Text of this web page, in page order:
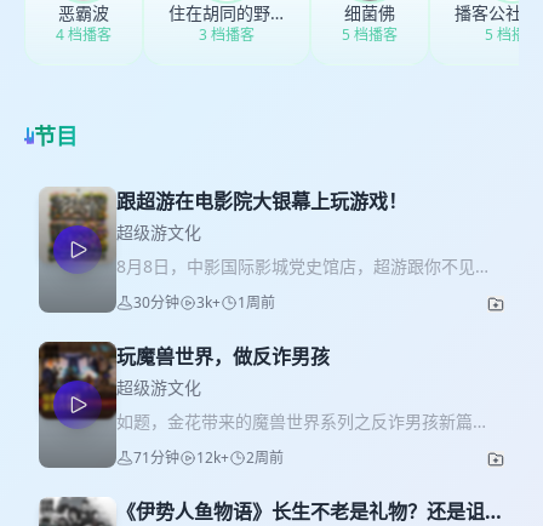
恶霸波
4 档播客
住在胡同的野人
3 档播客
细菌佛
5 档播客 5 档播客
节目
跟超游在电影院大银幕上玩游戏！
超级游文化
8月8日，中影国际影城党史馆店，超游跟你不见不
散！ 评论区报名或者在任意社交媒体私信播客公社
老袁！
30分钟 3k+ 1周前
玩魔兽世界，做反诈男孩
超级游文化
如题，金花带来的魔兽世界系列之反诈男孩新篇
章，金花这次被骗了！ 主播：金花、恶霸波、野
人、蛋挞、CIS 剪辑：蛋挞 加群可以直接社媒搜索
71分钟 12k+ 2周前
《伊势人鱼物语》长生不老是礼物？还是诅